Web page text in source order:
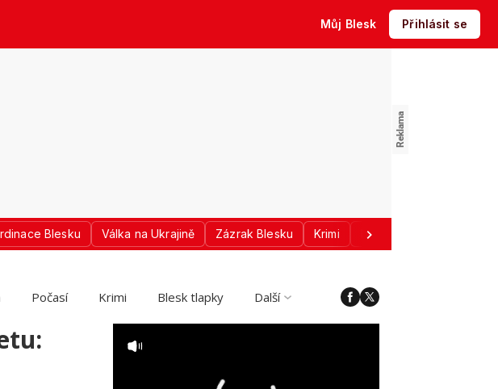
Můj Blesk Přihlásit se
Blesku Válka na Ukrajině Zázrak Blesku Krimi Donald Trump
Počasí Krimi Blesk tlapky Další